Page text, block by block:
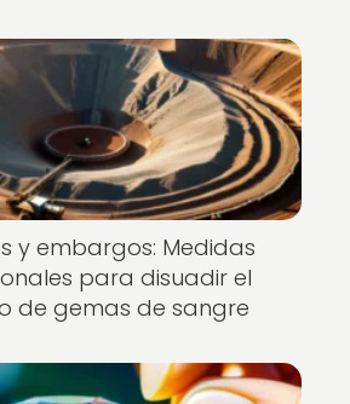
y embargos: Medidas
para disuadir el
de gemas de sangre